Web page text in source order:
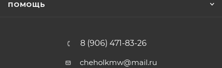
ПОМОЩЬ
8 (906) 471-83-26
cheholkmw@mail.ru